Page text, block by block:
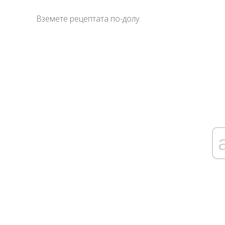
Вземете рецептата по-долу.